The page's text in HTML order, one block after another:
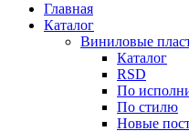
Главная
Каталог
Виниловые
Каталог
RSD
По
По стилю
Новые